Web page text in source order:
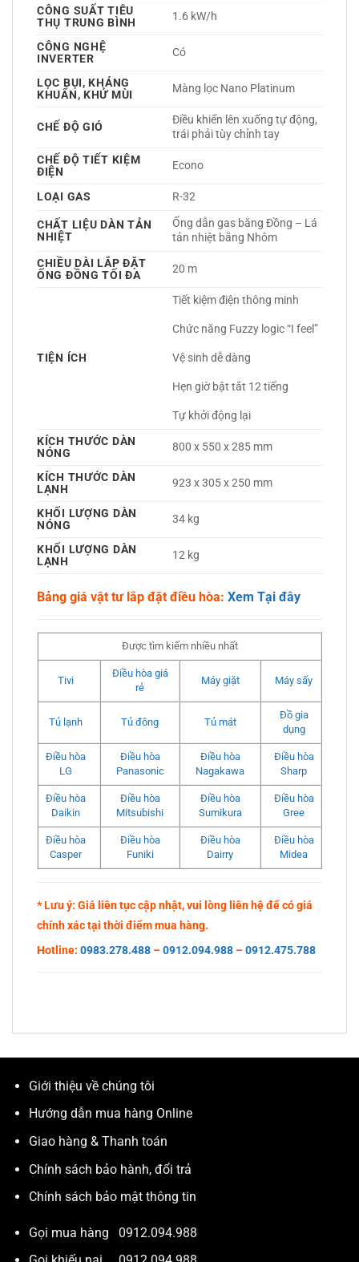
CÔNG SUẤT TIÊU
THỤ TRUNG BÌNH
1.6 kW/h
CÔNG NGHỆ
INVERTER
Có
LỌC BỤI, KHÁNG
KHUẨN, KHỬ MÙI
Màng lọc Nano Platinum
CHẾ ĐỘ GIÓ
Điều khiển lên xuống tự động,
trái phải tùy chỉnh tay
CHẾ ĐỘ TIẾT KIỆM
ĐIỆN
Econo
LOẠI GAS R-32
CHẤT LIỆU DÀN TẢN
NHIỆT
Ống dẫn gas bằng Đồng – Lá
tản nhiệt bằng Nhôm
CHIỀU DÀI LẮP ĐẶT
ỐNG ĐỒNG TỐI ĐA
20 m
TIỆN ÍCH
Tiết kiệm điện thông minh
Chức năng Fuzzy logic “I feel”
Vệ sinh dễ dàng
Hẹn giờ bật tắt 12 tiếng
Tự khởi động lại
KÍCH THƯỚC DÀN
NÓNG
800 x 550 x 285 mm
KÍCH THƯỚC DÀN
LẠNH
923 x 305 x 250 mm
KHỐI LƯỢNG DÀN
NÓNG
34 kg
KHỐI LƯỢNG DÀN
LẠNH
12 kg
Bảng giá vật tư lắp đặt điều hòa: Xem Tại đây
Được tìm kiếm nhiều nhất
Tivi
Điều hòa giá
rẻ
Máy giặt Máy sấy
Tủ lạnh Tủ đông Tủ mát
Đồ gia
dụng
Điều hòa
LG
Điều hòa
Panasonic
Điều hòa
Nagakawa
Điều hòa
Sharp
Điều hòa
Daikin
Điều hòa
Mitsubishi
Điều hòa
Sumikura
Điều hòa
Gree
Điều hòa
Casper
Điều hòa
Funiki
Điều hòa
Dairry
Điều hòa
Midea
* Lưu ý: Giá liên tục cập nhật, vui lòng liên hệ để có giá
chính xác tại thời điểm mua hàng.
Hotline: 0983.278.488 –0912.094.988 –0912.475.788
Giới thiệu về chúng tôi
Hướng dẫn mua hàng Online
Giao hàng & Thanh toán
Chính sách bảo hành, đổi trả
Chính sách bảo mật thông tin
Gọi mua hàng 0912.094.988